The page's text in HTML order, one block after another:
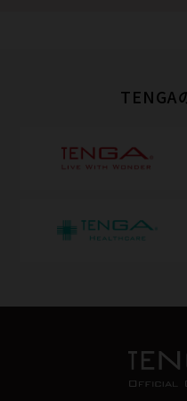
TENGA